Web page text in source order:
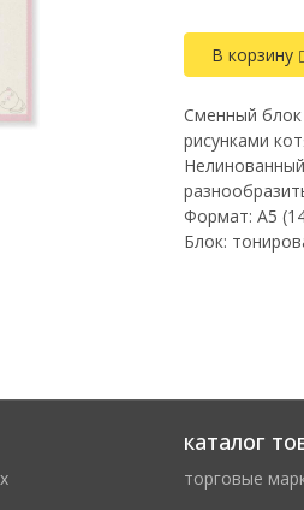
В корзину
Сменный
рисунками
Формат: A5
Блок:
каталог
торговые